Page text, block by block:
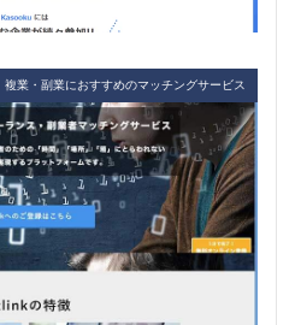
複業・副業におすすめのマッチングサービス